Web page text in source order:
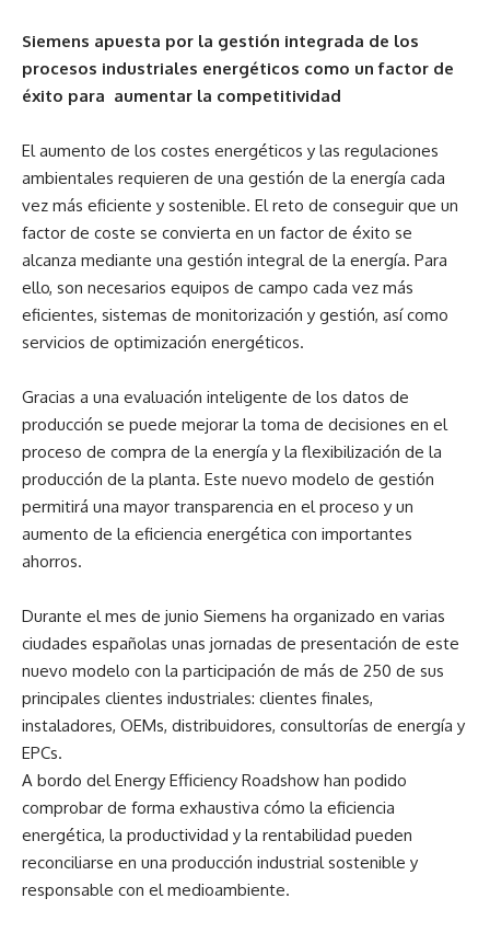
Siemens apuesta por la gestión integrada de los
procesos industriales energéticos como un factor de
éxito para aumentar la competitividad
El aumento de los costes energéticos y las regulaciones
ambientales requieren de una gestión de la energía cada
vez más eficiente y sostenible. El reto de conseguir que un
factor de coste se convierta en un factor de éxito se
alcanza mediante una gestión integral de la energía. Para
ello, son necesarios equipos de campo cada vez más
eficientes, sistemas de monitorización y gestión, así como
servicios de optimización energéticos.
Gracias a una evaluación inteligente de los datos de
producción se puede mejorar la toma de decisiones en el
proceso de compra de la energía y la flexibilización de la
producción de la planta. Este nuevo modelo de gestión
permitirá una mayor transparencia en el proceso y un
aumento de la eficiencia energética con importantes
ahorros.
Durante el mes de junio Siemens ha organizado en varias
ciudades españolas unas jornadas de presentación de este
nuevo modelo con la participación de más de 250 de sus
principales clientes industriales: clientes finales,
instaladores, OEMs, distribuidores, consultorías de energía y
EPCs.
A bordo del Energy Efficiency Roadshow han podido
comprobar de forma exhaustiva cómo la eficiencia
energética, la productividad y la rentabilidad pueden
reconciliarse en una producción industrial sostenible y
responsable con el medioambiente.